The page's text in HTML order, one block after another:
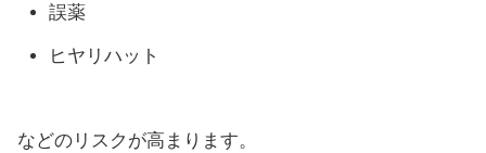
誤薬
ヒヤリハット
などのリスクが高まります。